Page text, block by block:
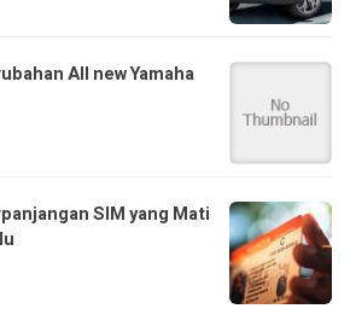
All new Yamaha
SIM yang Mati